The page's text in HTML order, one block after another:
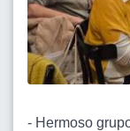
- Hermoso